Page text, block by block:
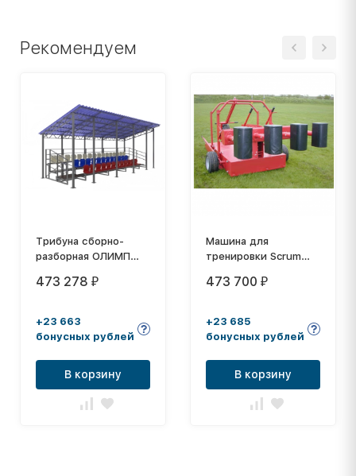
Рекомендуем
Трибуна сборно-
разборная ОЛИМП
40 мест (с навесом
473 278 ₽
+23 663
бонусных рублей
В корзину
Машина для
тренировки Scrum
473 700 ₽
+23 685
бонусных рублей
В корзину